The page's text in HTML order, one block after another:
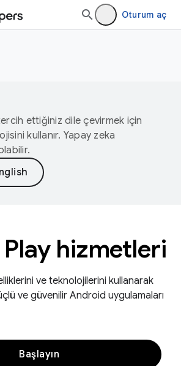
Oturum aç
ettiğiniz dile çevirmek için
kullanır. Yapay zeka
hizmetleri
ve teknolojilerini kullanarak
ve güvenilir Android uygulamaları
Başlayın